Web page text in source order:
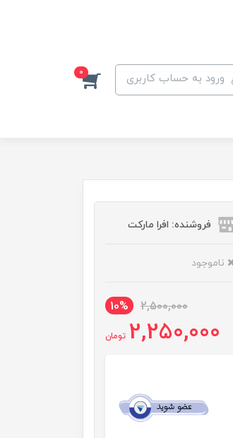
ورود به حساب کاربری 0
فروشنده: افرا مارکت
ناموجود
2,500,000
10%
2,250,000 تومان